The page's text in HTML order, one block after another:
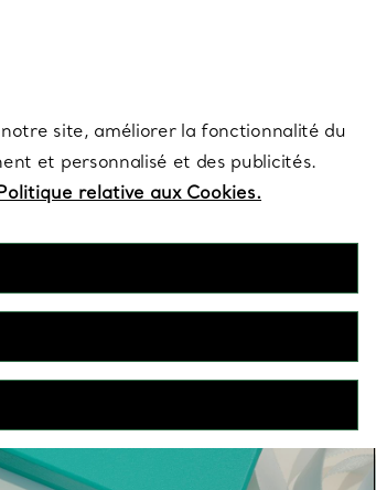
notre site, améliorer la fonctionnalité du
et personnalisé et des publicités.
relative aux Cookies.